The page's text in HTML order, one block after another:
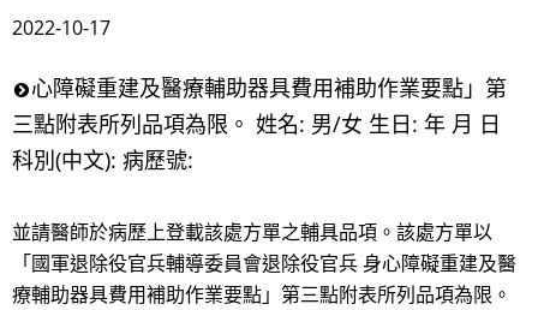
2022-10-17
心障礙重建及醫療輔助器具費用補助作業要點」第
三點附表所列品項為限。 姓名: 男/女 生日: 年 月 日
科別(中文): 病歷號:
並請醫師於病歷上登載該處方單之輔具品項。該處方單以
「國軍退除役官兵輔導委員會退除役官兵 身心障礙重建及醫
療輔助器具費用補助作業要點」第三點附表所列品項為限。